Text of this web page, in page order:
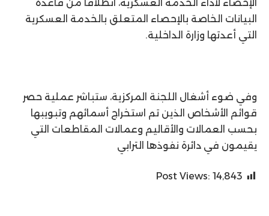
الإحصاء لأداء الخدمة العسكرية، انطلاقا من قاعدة
البيانات الخاصة بالإحصاء المتعلق بالخدمة العسكرية
التي أعدتها وزارة الداخلية.
وفي ضوء أشغال اللجنة المركزية، ستباشر عملية حصر
قوائم الأشخاص الذين تم استخراج أسمائهم وتبويبها
بحسب العمالات والأقاليم وعمالات المقاطعات التي
يقيمون في دائرة نفوذها الترابي
Post Views: 14٬843